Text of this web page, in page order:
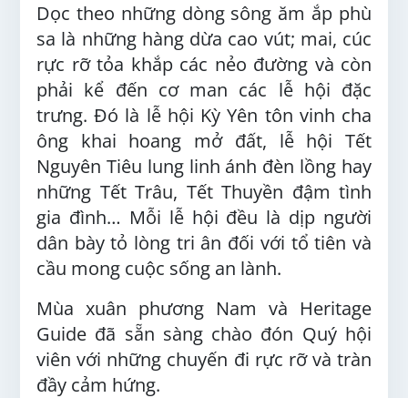
Dọc theo những dòng sông ăm ắp phù
sa là những hàng dừa cao vút; mai, cúc
rực rỡ tỏa khắp các nẻo đường và còn
phải kể đến cơ man các lễ hội đặc
trưng. Đó là lễ hội Kỳ Yên tôn vinh cha
ông khai hoang mở đất, lễ hội Tết
Nguyên Tiêu lung linh ánh đèn lồng hay
những Tết Trâu, Tết Thuyền đậm tình
gia đình… Mỗi lễ hội đều là dịp người
dân bày tỏ lòng tri ân đối với tổ tiên và
cầu mong cuộc sống an lành.
Mùa xuân phương Nam và Heritage
Guide đã sẵn sàng chào đón Quý hội
viên với những chuyến đi rực rỡ và tràn
đầy cảm hứng.